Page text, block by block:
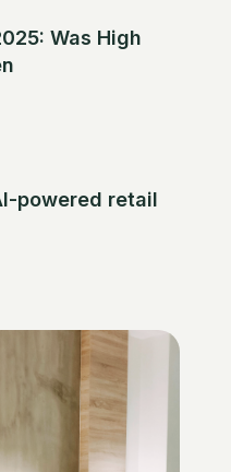
Was High
powered retail